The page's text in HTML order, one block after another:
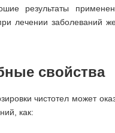
результаты
лечении заболеваний
свойства
чистотел может
как: